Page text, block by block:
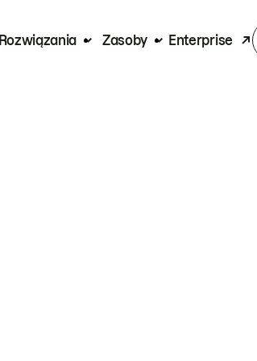
Rozwiązania Zasoby Enterprise